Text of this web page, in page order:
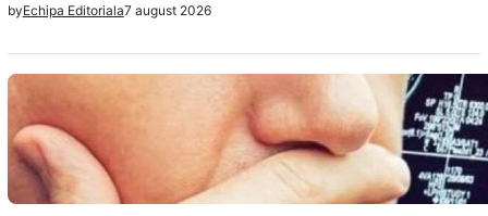
byEchipa Editoriala7 august 2026